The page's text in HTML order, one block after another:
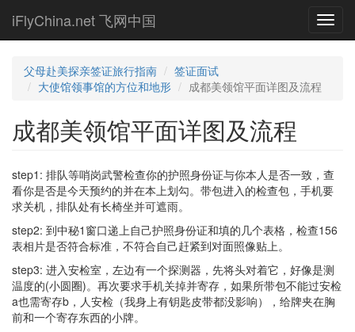
main
iFlyChina.net 飞网中国
父母赴美探亲签证旅行指南
签证面试
大使馆领事馆的方位和地形
成都美领馆平面详图及流程
成都美领馆平面详图及流程
step1: 排队等哨岗武警检查你的护照身份证与你本人是否一致，查
看你是否是今天预约的并在本上划勾。带包进入的检查包，手机要
求关机，排队处有长椅坐并可遮雨。
step2: 到中秘1窗口递上自己护照身份证和填的几个表格，检查156
表相片是否符合标准，不符合自己赶紧到对面照像贴上。
step3: 进入安检室，左边有一个探测器，先将头对着它，好像是测
温度的(小圆圈)。再次要求手机关掉并寄存，如果所带包不能过安检
a也需寄存b，人安检（我身上有钥匙皮带都没影响），给牌夹在胸
前和一个寄存东西的小牌。